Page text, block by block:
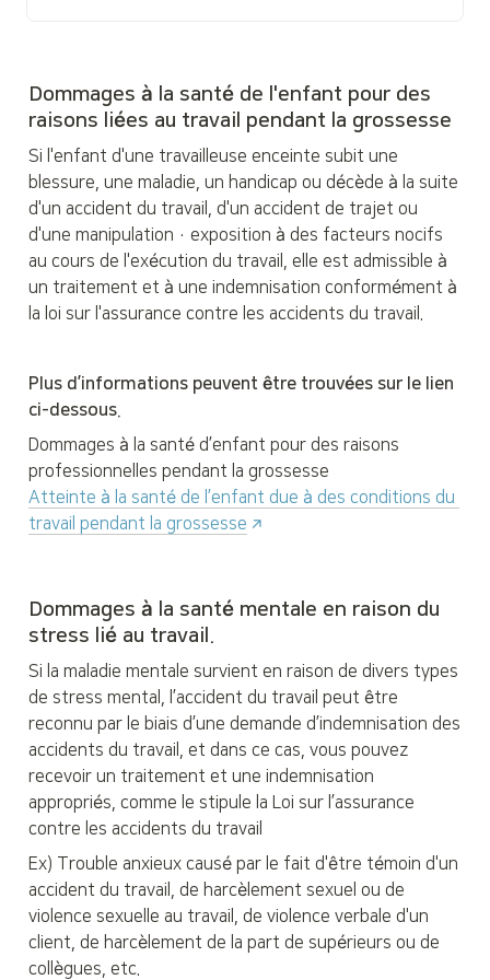
Dommages à la santé de l'enfant pour des
raisons liées au travail pendant la grossesse
Si l'enfant d'une travailleuse enceinte subit une
blessure, une maladie, un handicap ou décède à la suite
d'un accident du travail, d'un accident de trajet ou
d'une manipulation · exposition à des facteurs nocifs
au cours de l'exécution du travail, elle est admissible à
un traitement et à une indemnisation conformément à
la loi sur l'assurance contre les accidents du travail.
Plus d’informations peuvent être trouvées sur le lien
ci-dessous.
Dommages à la santé d’enfant pour des raisons
professionnelles pendant la grossesse
Atteinte à la santé de l’enfant due à des conditions du
travail pendant la grossesse
Dommages à la santé mentale en raison du
stress lié au travail.
Si la maladie mentale survient en raison de divers types
de stress mental, l’accident du travail peut être
reconnu par le biais d’une demande d’indemnisation des
accidents du travail, et dans ce cas, vous pouvez
recevoir un traitement et une indemnisation
appropriés, comme le stipule la Loi sur l’assurance
contre les accidents du travail
Ex) Trouble anxieux causé par le fait d'être témoin d'un
accident du travail, de harcèlement sexuel ou de
violence sexuelle au travail, de violence verbale d'un
client, de harcèlement de la part de supérieurs ou de
collègues, etc.